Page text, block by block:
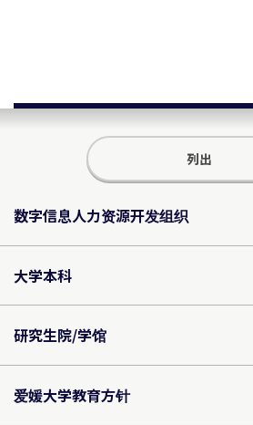
列出
数字信息人力资源开发组织
大学本科
研究生院/学馆
爱媛大学教育方针